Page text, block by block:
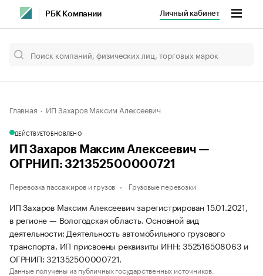
РБК Компании Личный кабинет
Главная ИП Захаров Максим Алексеевич
ДЕЙСТВУЕТОБНОВЛЕНО
ИП Захаров Максим Алексеевич —
ОГРНИП: 321352500000721
Перевозка пассажиров и грузов Грузовые перевозки
ИП Захаров Максим Алексеевич зарегистрирован 15.01.2021,
в регионе — Вологодская область. Основной вид
деятельности: Деятельность автомобильного грузового
транспорта. ИП присвоены реквизиты ИНН: 352516508063 и
ОГРНИП: 321352500000721.
Данные получены из публичных государственных источников.